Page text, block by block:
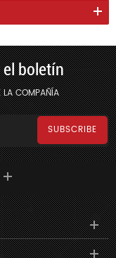
el boletín
LA COMPAÑÍA